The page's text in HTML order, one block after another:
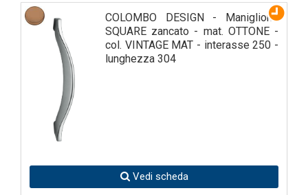
COLOMBO DESIGN - Maniglione
SQUARE zancato - mat. OTTONE -
col. VINTAGE MAT - interasse 250 -
lunghezza 304
Vedi scheda